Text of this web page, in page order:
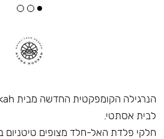
לבית אסתטי.
חלקי פלדת האל-חלד מצופים טיטניום